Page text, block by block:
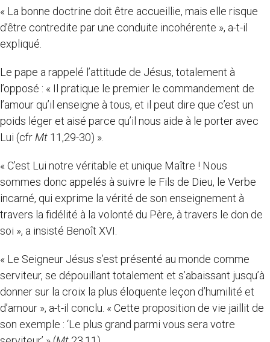
« La bonne doctrine doit être accueillie, mais elle risque
d’être contredite par une conduite incohérente », a-t-il
expliqué.
Le pape a rappelé l’attitude de Jésus, totalement à
l’opposé : « Il pratique le premier le commandement de
l’amour qu’il enseigne à tous, et il peut dire que c’est un
poids léger et aisé parce qu’il nous aide à le porter avec
Lui (cfr Mt 11,29-30) ».
« C’est Lui notre véritable et unique Maître ! Nous
sommes donc appelés à suivre le Fils de Dieu, le Verbe
incarné, qui exprime la vérité de son enseignement à
travers la fidélité à la volonté du Père, à travers le don de
soi », a insisté Benoît XVI.
« Le Seigneur Jésus s’est présenté au monde comme
serviteur, se dépouillant totalement et s’abaissant jusqu’à
donner sur la croix la plus éloquente leçon d’humilité et
d’amour », a-t-il conclu. « Cette proposition de vie jaillit de
son exemple : ‘Le plus grand parmi vous sera votre